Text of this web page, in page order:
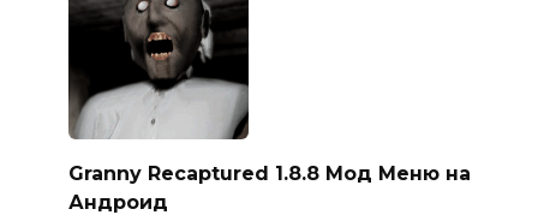
Granny Recaptured 1.8.8 Мод Меню на
Андроид